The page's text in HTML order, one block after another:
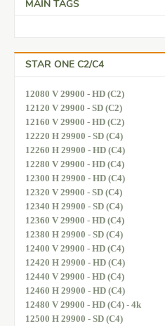
MAIN TAGS
STAR ONE C2/C4
12080 V 29900 - HD (C2)
12120 V 29900 - SD (C2)
12160 V 29900 - HD (C2)
12220 H 29900 - SD (C4)
12260 H 29900 - HD (C4)
12280 V 29900 - HD (C4)
12300 H 29900 - HD (C4)
12320 V 29900 - SD (C4)
12340 H 29900 - SD (C4)
12360 V 29900 - HD (C4)
12380 H 29900 - SD (C4)
12400 V 29900 - HD (C4)
12420 H 29900 - HD (C4)
12440 V 29900 - HD (C4)
12460 H 29900 - HD (C4)
12480 V 29900 - HD (C4) - 4k
12500 H 29900 - SD (C4)